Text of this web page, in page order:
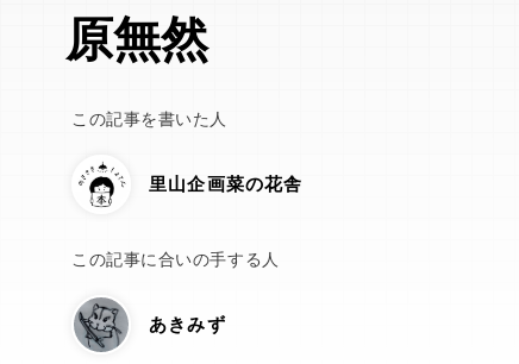
原無然
この記事を書いた人
里山企画菜の花舎
この記事に合いの手する人
あきみず